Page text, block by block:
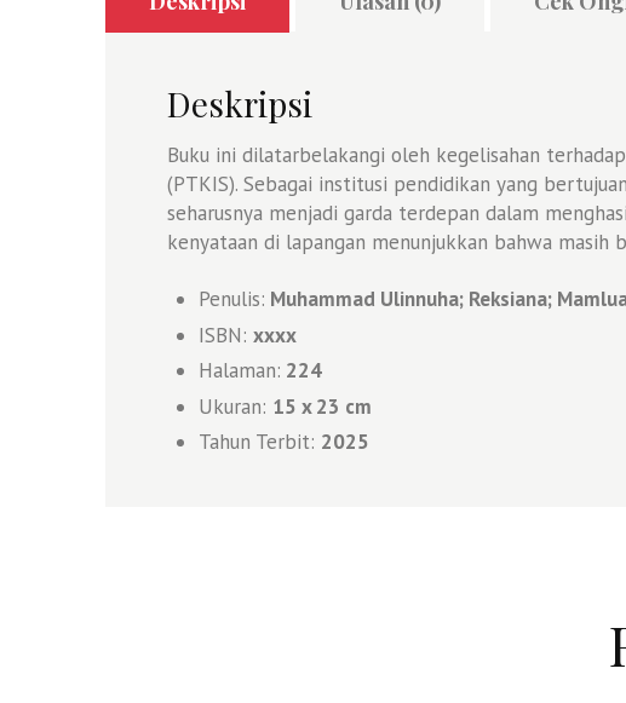
Deskripsi
Buku ini dilatarbelakangi oleh kegelisahan
(PTKIS). Sebagai institusi pendidikan yang
seharusnya menjadi garda terdepan dalam
kenyataan di lapangan menunjukkan bahwa masih
Penulis: Muhammad Ulinnuha; Reksiana;
ISBN: xxxx
Halaman: 224
Ukuran: 15 x 23 cm
Tahun Terbit: 2025